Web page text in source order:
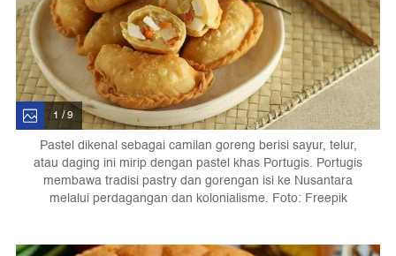
1 / 9
Pastel dikenal sebagai camilan goreng berisi sayur, telur,
atau daging ini mirip dengan pastel khas Portugis. Portugis
membawa tradisi pastry dan gorengan isi ke Nusantara
melalui perdagangan dan kolonialisme. Foto: Freepik